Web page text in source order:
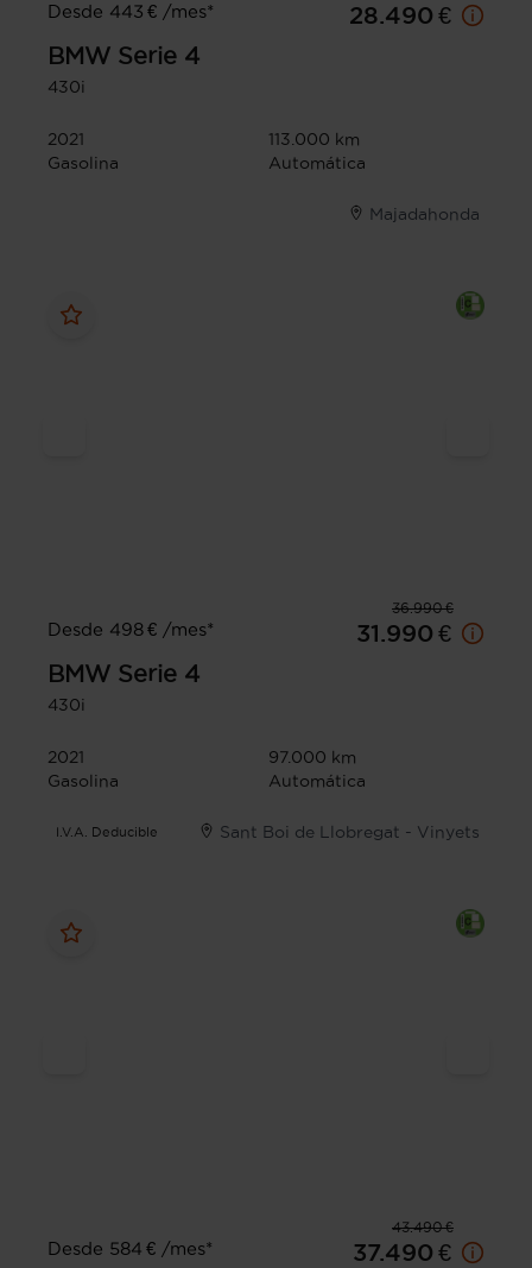
Desde 443 € /mes*
28.490 €
BMW Serie 4
430i
2021
113.000 km
Gasolina
Automática
Majadahonda
36.990 €
Desde 498 € /mes*
31.990 €
BMW Serie 4
430i
2021
97.000 km
Gasolina
Automática
I.V.A. Deducible Sant Boi de Llobregat - Vinyets
43.490 €
Desde 584 € /mes*
37.490 €